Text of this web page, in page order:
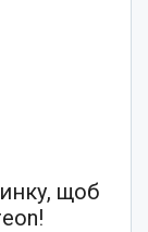
щоб